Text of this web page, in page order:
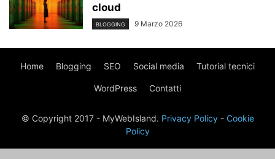
cloud
BLOGGING 9 Marzo 2026
Home Blogging SEO Social media Tutorial tecnici
WordPress Contatti
© Copyright 2017 - MyWebIsland. Privacy Policy- Cookie
Policy